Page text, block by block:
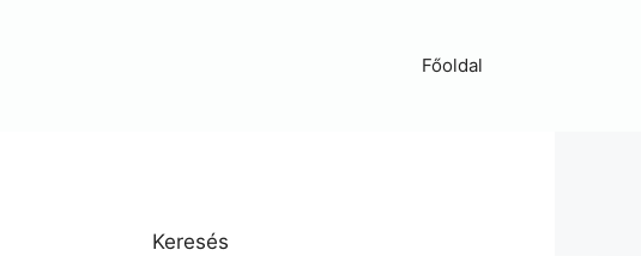
Főoldal
Keresés